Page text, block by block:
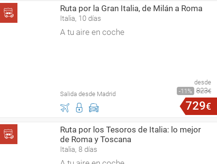
Ruta por la Gran Italia, de Milán a Roma
Italia, 10 días
A tu aire en coche
Salida desde Madrid
desde
11
823€
729€
Ruta por los Tesoros de Italia: lo mejor
de Roma y Toscana
Italia, 8 días